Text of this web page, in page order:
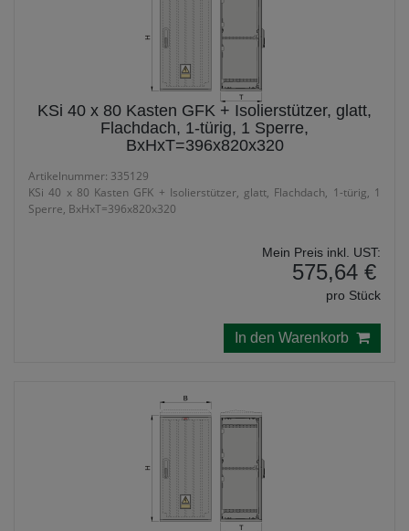
KSi 40 x 80 Kasten GFK + Isolierstützer, glatt,
Flachdach, 1-türig, 1 Sperre,
BxHxT=396x820x320
Artikelnummer: 335129
KSi 40 x 80 Kasten GFK + Isolierstützer, glatt, Flachdach, 1-türig, 1
Sperre, BxHxT=396x820x320
Mein Preis inkl. UST:
575,64 €
pro Stück
In den Warenkorb